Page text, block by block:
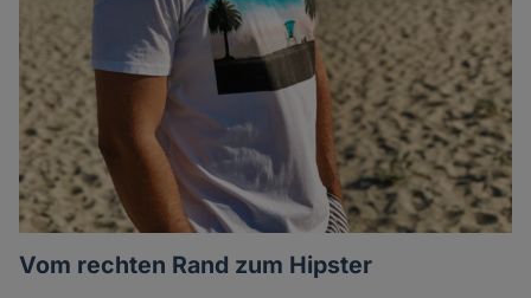
Vom rechten Rand zum Hipster